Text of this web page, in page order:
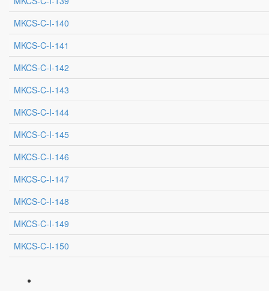
MKCS-C-I-140
MKCS-C-I-141
MKCS-C-I-142
MKCS-C-I-143
MKCS-C-I-144
MKCS-C-I-145
MKCS-C-I-146
MKCS-C-I-147
MKCS-C-I-148
MKCS-C-I-149
MKCS-C-I-150